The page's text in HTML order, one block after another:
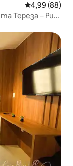
Средна
4,99 (88)
Тереза – Рио